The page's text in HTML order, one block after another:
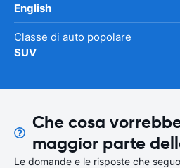
English
Classe di auto popolare
SUV
Che cosa
maggior parte
Le domande e le risposte che